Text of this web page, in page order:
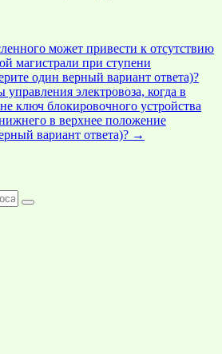
может привести к отсутствию
магистрали при ступени
один верный вариант ответа)?
электровоза, когда в
ключ блокировочного устройства
в верхнее положение
вариант ответа)? →